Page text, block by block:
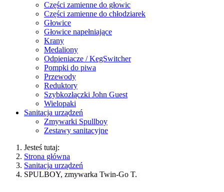
Części zamienne do głowic
Części zamienne do chłodziarek
Głowice
Głowice napełniające
Krany
Medaliony
Odpieniacze / KegSwitcher
Pompki do piwa
Przewody
Reduktory
Szybkozłączki John Guest
Wielopaki
Sanitacja urządzeń
Zmywarki Spullboy
Zestawy sanitacyjne
Jesteś tutaj:
Strona główna
Sanitacja urządzeń
SPULBOY, zmywarka Twin-Go T.